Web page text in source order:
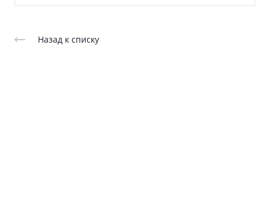
Назад к списку